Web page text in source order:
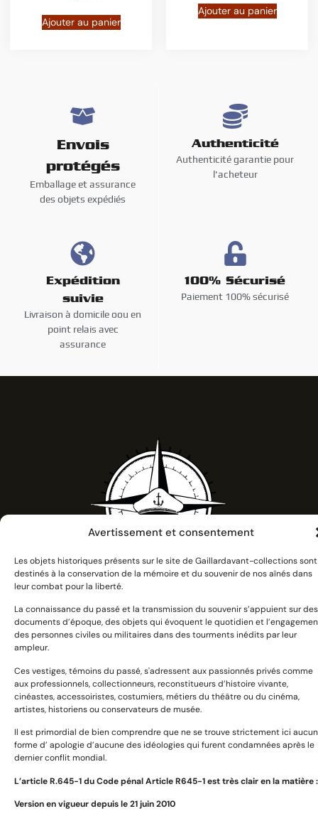
Avertissement et consentement
Les objets historiques présents sur le site de Gaillardavant-collections sont
destinés à la conservation de la mémoire et du souvenir de nos aînés dans
leur combat pour la liberté.
La connaissance du passé et la transmission du souvenir s’appuient sur des
documents d’époque, des objets qui évoquent le quotidien et
des personnes civiles ou militaires dans des tourments inédits par leur
ampleur.
Ces vestiges, témoins du passé, s'adressent aux passionnés privés comme
aux professionnels, collectionneurs, reconstitueurs d’histoire vivante,
cinéastes, accessoiristes, costumiers, métiers du théâtre ou du cinéma,
artistes, historiens ou conservateurs de musée.
Il est primordial de bien comprendre que ne se trouve strictement ici
forme d’ apologie d’aucune des idéologies qui furent condamnées après le
dernier conflit mondial.
L’article R.645­-1 du Code pénal Article R645-1 est très clair en la matière :
Version en vigueur depuis le 21 juin 2010
Ajouter au panier
Ajouter au panier
Envois
protégés
Emballage et assurance
des objets expédiés
Authenticité
Authenticité garantie pour
l'acheteur
Expédition
suivie
Livraison à domicile oou en
point relais avec
assurance
100% Sécurisé
Paiement 100% sécurisé
se souvenir et transmettre
Catégories
Harnachement
Décorations et médailles